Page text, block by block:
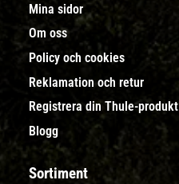
Mina sidor
Om oss
Policy och cookies
Reklamation och retur
Registrera din Thule-produkt
Blogg
Sortiment